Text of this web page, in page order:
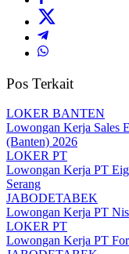
Pos Terkait
LOKER BANTEN
Lowongan Kerja Sales
(Banten) 2026
LOKER PT
Lowongan Kerja PT
Serang
JABODETABEK
Lowongan Kerja PT
LOKER PT
Lowongan Kerja PT